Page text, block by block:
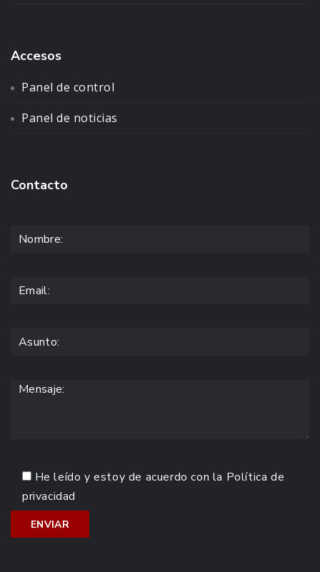
Accesos
Panel de control
Panel de noticias
Contacto
He leído y estoy de acuerdo con la Política de
privacidad